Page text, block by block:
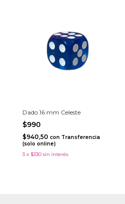
Dado 16 mm Celeste
$990
$940,50 con Transferencia
(solo online)
3 x $330 sin interés